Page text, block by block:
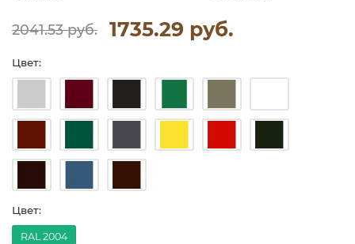
2041.53 руб. 1735.29 руб.
Цвет:
Цвет:
RAL 2004